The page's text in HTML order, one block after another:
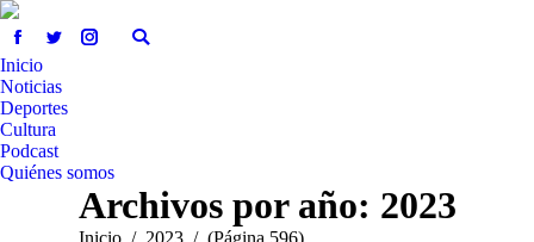
Inicio
Noticias
Deportes
Cultura
Podcast
Quiénes somos
Archivos por año: 2023
Estás aquí:
Inicio 2023 (Página 596)